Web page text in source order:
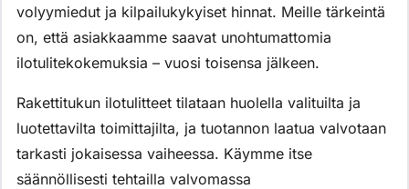
volyymiedut ja kilpailukykyiset hinnat. Meille tärkeintä
on, että asiakkaamme saavat unohtumattomia
ilotulitekokemuksia – vuosi toisensa jälkeen.
Rakettitukun ilotulitteet tilataan huolella valituilta ja
luotettavilta toimittajilta, ja tuotannon laatua valvotaan
tarkasti jokaisessa vaiheessa. Käymme itse
säännöllisesti tehtailla valvomassa